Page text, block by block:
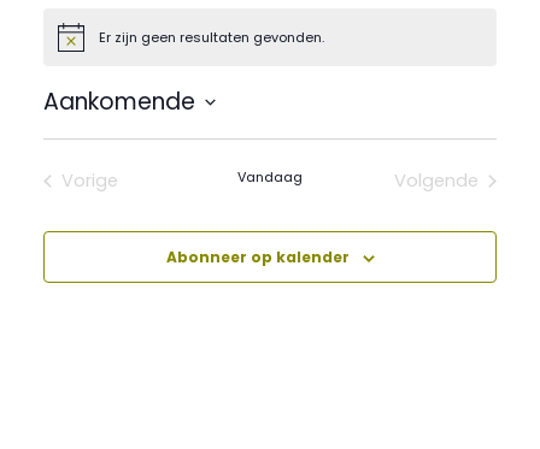
BerichtEr zijn geen resultaten gevonden.
Aankomende
datum.
Vorige
Vandaag
Volgende
Abonneer op kalender